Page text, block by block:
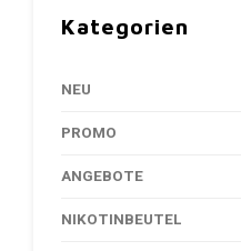
Kategorien
NEU
PROMO
ANGEBOTE
NIKOTINBEUTEL